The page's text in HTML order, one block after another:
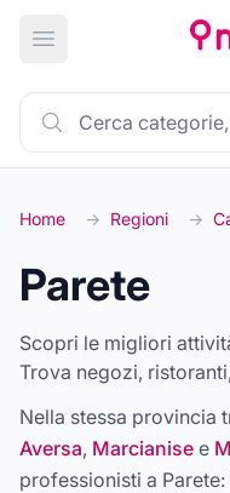
Apri menu principale
Home → Regioni →
Parete
Scopri le migliori
Trova negozi,
Nella stessa provincia
Aversa, Marcianise e
professionisti a Parete